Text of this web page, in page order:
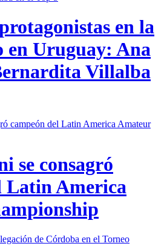
en la
en Uruguay: Ana
Villalba
se consagró
Latin America